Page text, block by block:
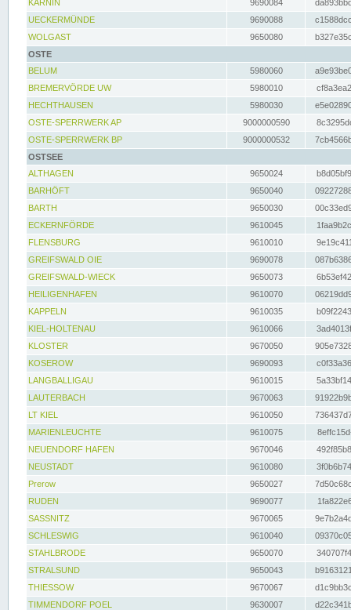
KARNIN
9690084
UECKERMÜNDE
9690088
WOLGAST
9650080
OSTE
BELUM
5980060
BREMERVÖRDE UW
5980010
HECHTHAUSEN
5980030
OSTE-SPERRWERK AP
9000000590
OSTE-SPERRWERK BP
9000000532
OSTSEE
ALTHAGEN
9650024
BARHÖFT
9650040
BARTH
9650030
ECKERNFÖRDE
9610045
FLENSBURG
9610010
GREIFSWALD OIE
9690078
GREIFSWALD-WIECK
9650073
HEILIGENHAFEN
9610070
KAPPELN
9610035
KIEL-HOLTENAU
9610066
KLOSTER
9670050
KOSEROW
9690093
LANGBALLIGAU
9610015
LAUTERBACH
9670063
LT KIEL
9610050
MARIENLEUCHTE
9610075
NEUENDORF HAFEN
9670046
NEUSTADT
9610080
Prerow
9650027
RUDEN
9690077
SASSNITZ
9670065
SCHLESWIG
9610040
STAHLBRODE
9650070
STRALSUND
9650043
THIESSOW
9670067
TIMMENDORF POEL
9630007